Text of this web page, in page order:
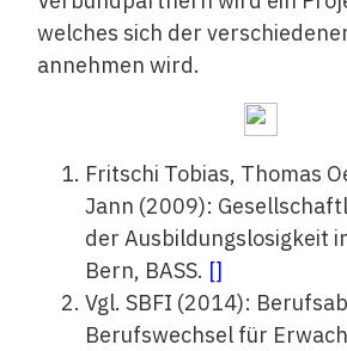
welches sich der
annehmen wird.
Fritschi Tobias, Thomas
Jann (2009):
der Ausbildungslosigkeit
Bern, BASS. []
Vgl. SBFI (2014):
Berufswechsel für